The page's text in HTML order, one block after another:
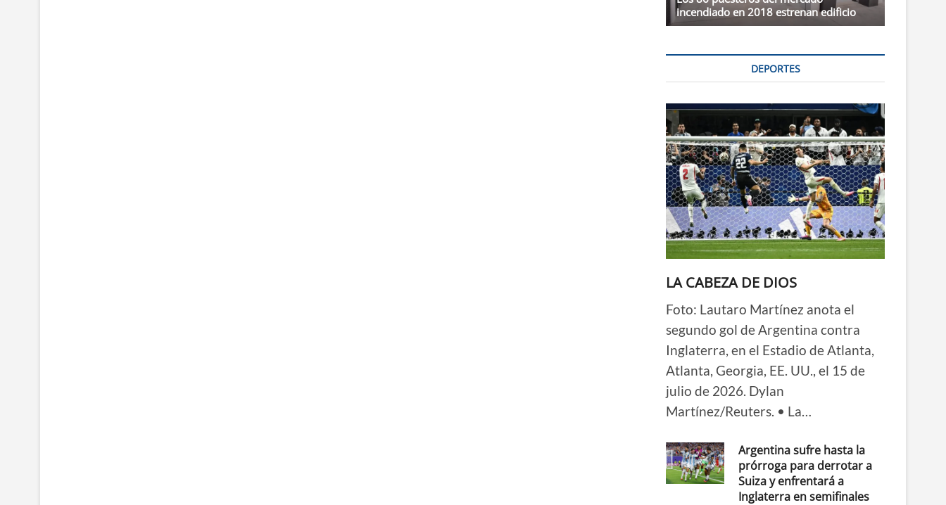
incendiado en 2018 estrenan edificio
DEPORTES
LA CABEZA DE DIOS
Foto: Lautaro Martínez anota el
segundo gol de Argentina contra
Inglaterra, en el Estadio de Atlanta,
Atlanta, Georgia, EE. UU., el 15 de
julio de 2026. Dylan
Martínez/Reuters. • La…
Argentina sufre hasta la
prórroga para derrotar a
Suiza y enfrentará a
Inglaterra en semifinales